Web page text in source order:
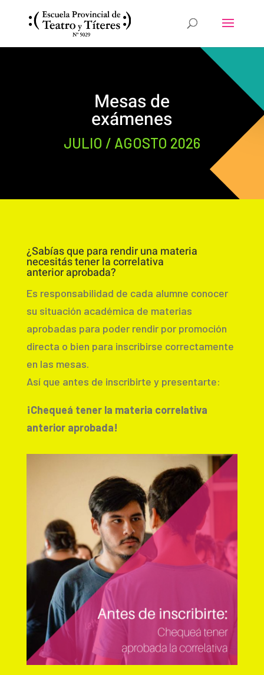
Mesas de
exámenes
JULIO / AGOSTO 2026
¿Sabías que para rendir una materia
necesitás tener la correlativa
anterioraprobada?
Es responsabilidad de cada alumne conocer
su situación académica de materias
aprobadas para poder rendir por promoción
directa o bien para inscribirse correctamente
en las mesas.
Así que antes de inscribirte y presentarte:
¡Chequeá tener la materia correlativa
anterior aprobada!